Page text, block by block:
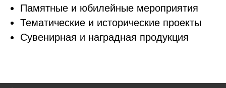
Памятные и юбилейные мероприятия
Тематические и исторические проекты
Сувенирная и наградная продукция